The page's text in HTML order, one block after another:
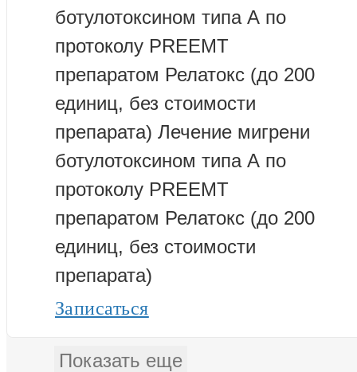
ботулотоксином типа А по
протоколу PREEMT
препаратом Релатокс (до 200
единиц, без стоимости
препарата) Лечение мигрени
ботулотоксином типа А по
протоколу PREEMT
препаратом Релатокс (до 200
единиц, без стоимости
препарата)
Записаться
Показать еще